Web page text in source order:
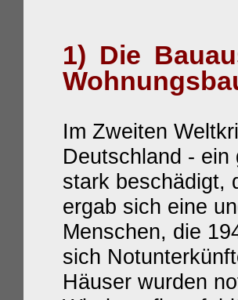
1) Die
Im Zweiten
Deutschland -
stark beschädigt,
ergab sich eine
Menschen, die
sich
Häuser wurden